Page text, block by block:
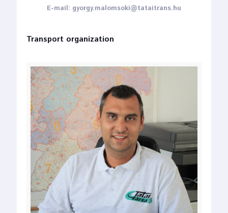
E-mail: gyorgy.malomsoki@tataitrans.hu
Transport organization